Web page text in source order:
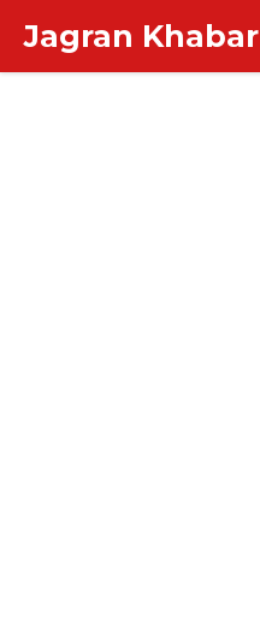
content
Jagran Khabar